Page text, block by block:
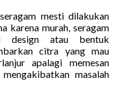
mesti dilakukan
karena murah, seragam
design atau bentuk
citra yang mau
apalagi memesan
masalah